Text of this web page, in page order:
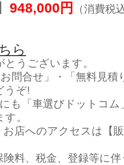
948,000円 （消費税
ら
うございます。
問合せ」・「無料見積
うぞ!
も「車選びドットコ
。
お店へのアクセスは【
険料、税金、登録等に